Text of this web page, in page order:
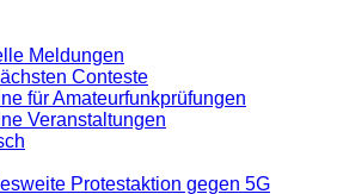
Meldungen
Conteste
für Amateurfunkprüfungen
Veranstaltungen
Protestaktion gegen 5G